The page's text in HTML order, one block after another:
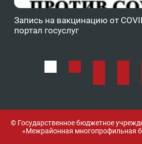
Запись на вакцинацию от
портал госуслуг
© Государственное бюджетное
«Межрайонная многопрофильная